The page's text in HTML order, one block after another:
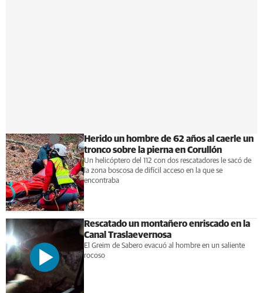
Herido un hombre de 62 años al caerle un
tronco sobre la pierna en Corullón
Un helicóptero del 112 con dos rescatadores le sacó de
la zona boscosa de difícil acceso en la que se
encontraba
Rescatado un montañero enriscado en la
Canal Traslaevernosa
El Greim de Sabero evacuó al hombre en un saliente
rocoso